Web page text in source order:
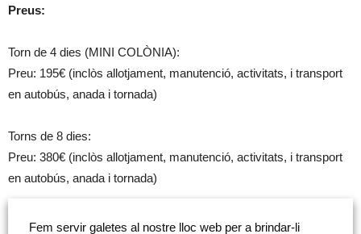
Preus:
Torn de 4 dies (MINI COLÒNIA):
Preu: 195€ (inclòs allotjament, manutenció, activitats, i transport
en autobús, anada i tornada)
Torns de 8 dies:
Preu: 380€ (inclòs allotjament, manutenció, activitats, i transport
en autobús, anada i tornada)
Descomptes:
Fem servir galetes al nostre lloc web per a brindar-li